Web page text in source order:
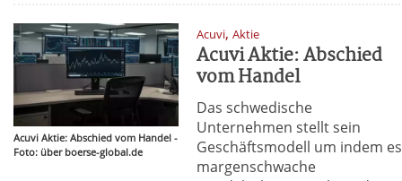
Acuvi Aktie: Abschied vom Handel -
Foto: über boerse-global.de
Acuvi,Aktie
Acuvi Aktie: Abschied
vom Handel
Das schwedische
Unternehmen stellt sein
Geschäftsmodell um indem es
margenschwache